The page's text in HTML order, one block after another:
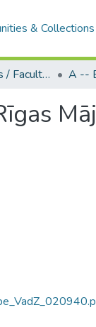
& Collections
B4 – LU fakultātes / Faculties of the UL